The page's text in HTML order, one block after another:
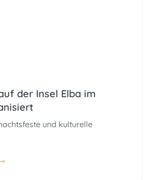
der Insel Elba im
und kulturelle